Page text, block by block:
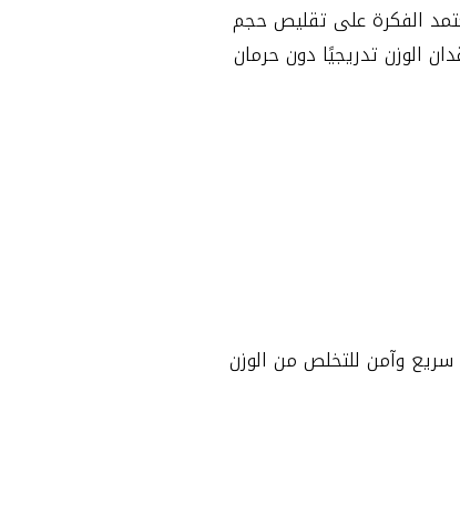
الفكرة على تقليص حجم
الوزن تدريجيًا دون حرمان
سريع وآمن للتخلص من الوزن